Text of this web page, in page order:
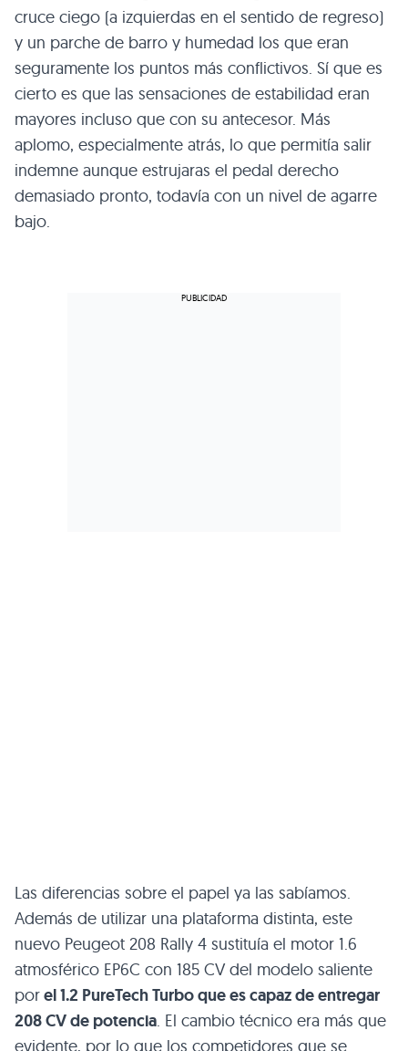
cruce ciego (a izquierdas en el sentido de regreso)
y un parche de barro y humedad los que eran
seguramente los puntos más conflictivos. Sí que es
cierto es que las sensaciones de estabilidad eran
mayores incluso que con su antecesor. Más
aplomo, especialmente atrás, lo que permitía salir
indemne aunque estrujaras el pedal derecho
demasiado pronto, todavía con un nivel de agarre
bajo.
Las diferencias sobre el papel ya las sabíamos.
Además de utilizar una plataforma distinta, este
nuevo Peugeot 208 Rally 4 sustituía el motor 1.6
atmosférico EP6C con 185 CV del modelo saliente
porel 1.2 PureTech Turbo que es capaz de entregar
208 CV de potencia. El cambio técnico era más que
evidente, por lo que los competidores que se